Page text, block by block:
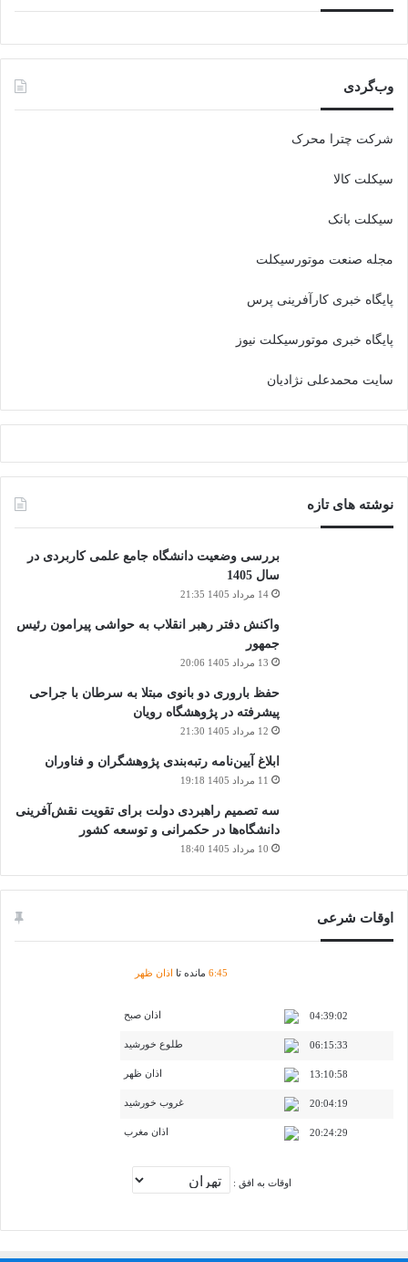
وب‌گردی
شرکت چترا محرک
سیکلت کالا
سیکلت بانک
مجله صنعت موتورسیکلت
پایگاه خبری کارآفرینی پرس
پایگاه خبری موتورسیکلت نیوز
سایت محمدعلی نژادیان
نوشته های تازه
بررسی وضعیت دانشگاه جامع علمی کاربردی در
سال 1405
14 مرداد 1405 21:35
واکنش دفتر رهبر انقلاب به حواشی پیرامون رئیس
جمهور
13 مرداد 1405 20:06
حفظ باروری دو بانوی مبتلا به سرطان با جراحی
پیشرفته در پژوهشگاه رویان
12 مرداد 1405 21:30
ابلاغ آیین‌نامه رتبه‌بندی پژوهشگران و فناوران
11 مرداد 1405 19:18
سه تصمیم راهبردی دولت برای تقویت نقش‌آفرینی
دانشگاه‌ها در حکمرانی و توسعه کشور
10 مرداد 1405 18:40
اوقات شرعی
6:45 مانده تا اذان ظهر
04:39:02 اذان صبح
06:15:33 طلوع خورشید
13:10:58 اذان ظهر
20:04:19 غروب خورشید
20:24:29 اذان مغرب
اوقات به افق :